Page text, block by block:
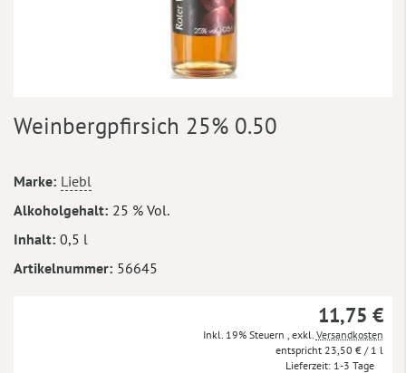
Anfang
springen
Weinbergpfirsich 25% 0.50
Mehr
Informationen
Marke Liebl
Alkoholgehalt 25 % Vol.
Inhalt 0,5 l
Artikelnummer 56645
11,75 €
Inkl. 19% Steuern exkl. Versandkosten
23,50 € / 1 l
Lieferzeit 1-3 Tage